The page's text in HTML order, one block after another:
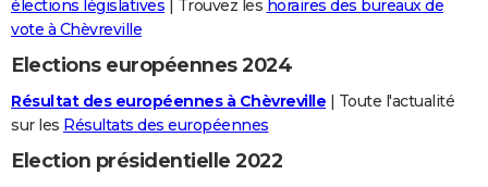
élections législatives | Trouvez les horaires des bureaux de
vote à Chèvreville
Elections européennes 2024
Résultat des européennes à Chèvreville | Toute l'actualité
sur les Résultats des européennes
Election présidentielle 2022